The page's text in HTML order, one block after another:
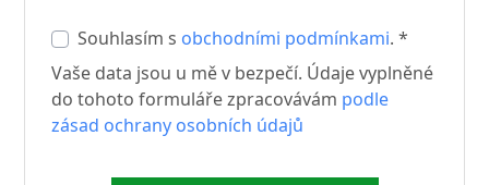
Souhlasím s obchodními podmínkami. *
Vaše data jsou u mě v bezpečí. Údaje vyplněné
do tohoto formuláře zpracovávám podle
zásad ochrany osobních údajů